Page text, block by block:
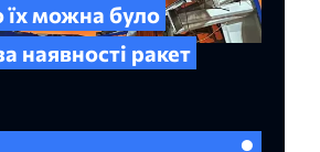
їх можна було
наявності ракет